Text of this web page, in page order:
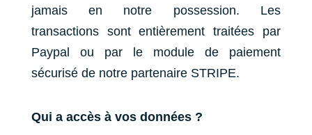
jamais en notre possession. Les
transactions sont entièrement traitées par
Paypal ou par le module de paiement
sécurisé de notre partenaire STRIPE.
Qui a accès à vos données ?